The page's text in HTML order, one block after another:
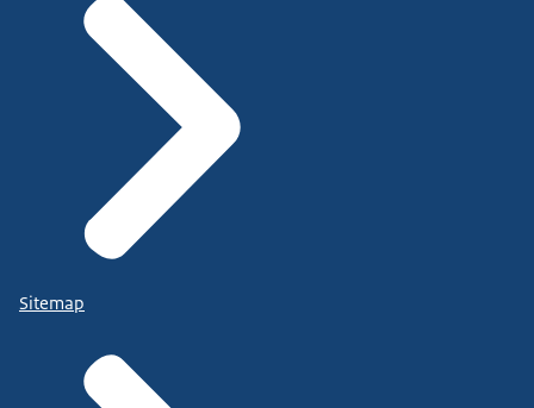
Sitemap